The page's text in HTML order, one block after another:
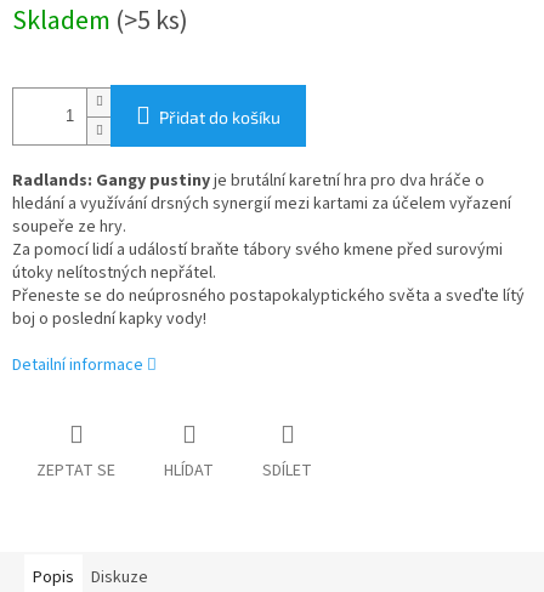
cena:
Skladem (>5 ks)
Přidat do košíku
Radlands: Gangy pustinyje brutální karetní hra pro dva hráče o
hledání a využívání drsných synergií mezi kartami za účelem vyřazení
soupeře ze hry.
Za pomocí lidí a událostí braňte tábory svého kmene před surovými
útoky nelítostných nepřátel.
Přeneste se do neúprosného postapokalyptického světa a sveďte lítý
boj o poslední kapky vody!
Detailní informace
ZEPTAT SE HLÍDAT SDÍLET
Popis Diskuze